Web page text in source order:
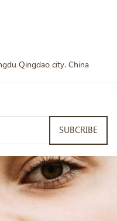
Qingdao city. China
SUBCRIBE